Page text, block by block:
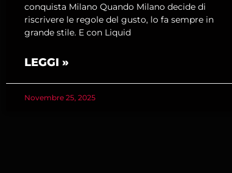
conquista Milano Quando Milano decide di
riscrivere le regole del gusto, lo fa sempre in
grande stile. E con Liquid
LEGGI »
Novembre 25, 2025